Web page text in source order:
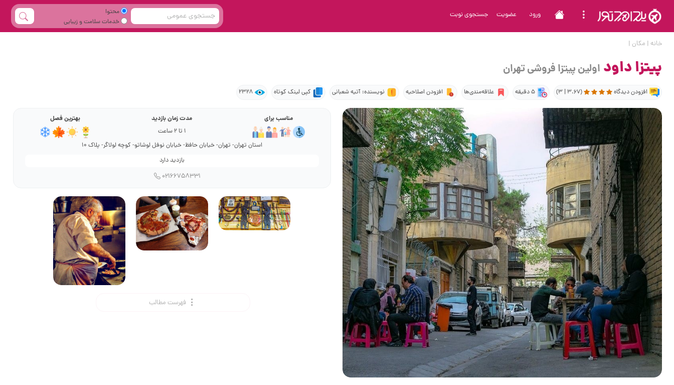
ورود عضویت جستجوی نوبت
محتوا
خدمات سلامت و زیبایی
خانه | مکان |
پیتزا داود اولین پیتزا فروشی تهران
افزودن دیدگاه (3.67 | 3) 5 دقیقه علاقه‌مندی‌ها افزودن اصلاحیه نویسنده: آتیه شعبانی کپی لینک کوتاه 2328
مناسب برای مدت زمان بازدید
1 تا 2 ساعت
بهترین فصل
استان تهران- تهران- خیابان حافظ- خیابان نوفل لوشاتو- کوچه لولاگر- پلاک 10
بازدید دارد
02166758331
فهرست مطالب